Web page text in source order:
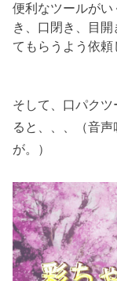
便利なツールが
き、口閉き、目
てもらうよう依頼
そして、口パク
ると、、、（音
が。）